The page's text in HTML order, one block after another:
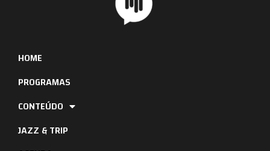
HOME
PROGRAMAS
CONTEÚDO
JAZZ & TRIP